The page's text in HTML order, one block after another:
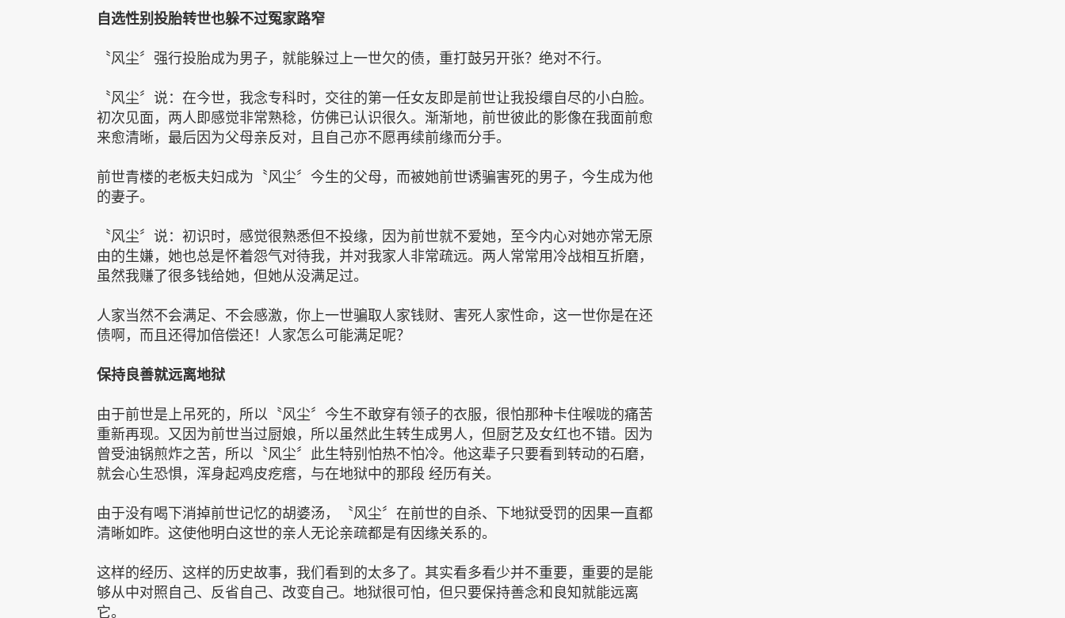
自选性别投胎转世也躲不过冤家路窄
〝风尘〞强行投胎成为男子，就能躲过上一世欠的债，重打鼓另开张？绝对不行。
〝风尘〞说：在今世，我念专科时，交往的第一任女友即是前世让我投缳自尽的小白脸。
初次见面，两人即感觉非常熟稔，仿佛已认识很久。渐渐地，前世彼此的影像在我面前愈
来愈清晰，最后因为父母亲反对，且自己亦不愿再续前缘而分手。
前世青楼的老板夫妇成为〝风尘〞今生的父母，而被她前世诱骗害死的男子，今生成为他
的妻子。
〝风尘〞说：初识时，感觉很熟悉但不投缘，因为前世就不爱她，至今内心对她亦常无原
由的生嫌，她也总是怀着怨气对待我，并对我家人非常疏远。两人常常用冷战相互折磨，
虽然我赚了很多钱给她，但她从没满足过。
人家当然不会满足、不会感激，你上一世骗取人家钱财、害死人家性命，这一世你是在还
债啊，而且还得加倍偿还！人家怎么可能满足呢？
保持良善就远离地狱
由于前世是上吊死的，所以〝风尘〞今生不敢穿有领子的衣服，很怕那种卡住喉咙的痛苦
重新再现。又因为前世当过厨娘，所以虽然此生转生成男人，但厨艺及女红也不错。因为
曾受油锅煎炸之苦，所以〝风尘〞此生特别怕热不怕冷。他这辈子只要看到转动的石磨，
就会心生恐惧，浑身起鸡皮疙瘩，与在地狱中的那段 经历有关。
由于没有喝下消掉前世记忆的胡婆汤，〝风尘〞在前世的自杀、下地狱受罚的因果一直都
清晰如昨。这使他明白这世的亲人无论亲疏都是有因缘关系的。
这样的经历、这样的历史故事，我们看到的太多了。其实看多看少并不重要，重要的是能
够从中对照自己、反省自己、改变自己。地狱很可怕，但只要保持善念和良知就能远离
它。